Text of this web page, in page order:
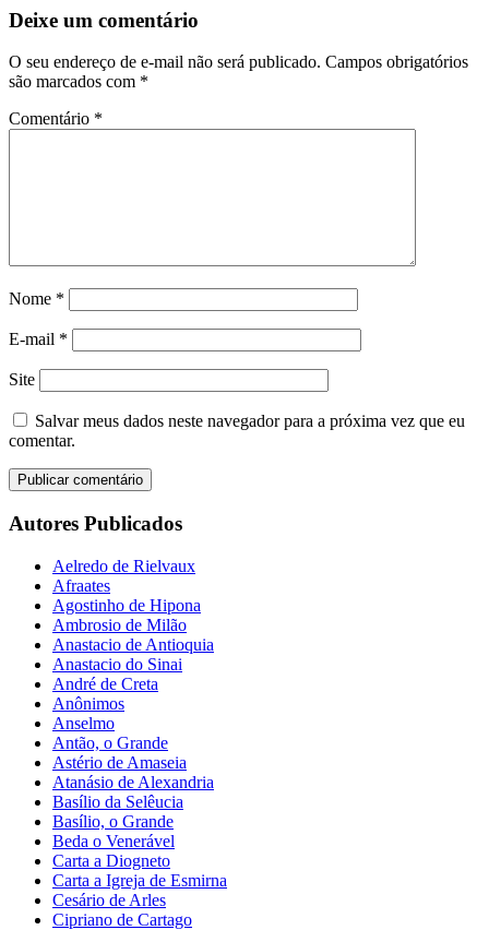
Deixe um comentário
O seu endereço de e-mail não será publicado. Campos obrigatórios
são marcados com *
Comentário *
Nome *
E-mail *
Site
Salvar meus dados neste navegador para a próxima vez que eu
comentar.
Autores Publicados
Aelredo de Rielvaux
Afraates
Agostinho de Hipona
Ambrosio de Milão
Anastacio de Antioquia
Anastacio do Sinai
André de Creta
Anônimos
Anselmo
Antão, o Grande
Astério de Amaseia
Atanásio de Alexandria
Basílio da Selêucia
Basílio, o Grande
Beda o Venerável
Carta a Diogneto
Carta a Igreja de Esmirna
Cesário de Arles
Cipriano de Cartago